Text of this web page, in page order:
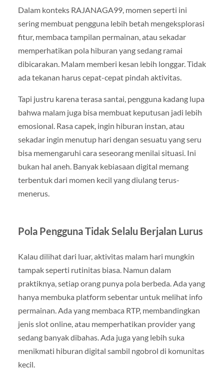
Dalam konteks RAJANAGA99, momen seperti ini
sering membuat pengguna lebih betah mengeksplorasi
fitur, membaca tampilan permainan, atau sekadar
memperhatikan pola hiburan yang sedang ramai
dibicarakan. Malam memberi kesan lebih longgar. Tidak
ada tekanan harus cepat-cepat pindah aktivitas.
Tapi justru karena terasa santai, pengguna kadang lupa
bahwa malam juga bisa membuat keputusan jadi lebih
emosional. Rasa capek, ingin hiburan instan, atau
sekadar ingin menutup hari dengan sesuatu yang seru
bisa memengaruhi cara seseorang menilai situasi. Ini
bukan hal aneh. Banyak kebiasaan digital memang
terbentuk dari momen kecil yang diulang terus-
menerus.
Pola Pengguna Tidak Selalu Berjalan Lurus
Kalau dilihat dari luar, aktivitas malam hari mungkin
tampak seperti rutinitas biasa. Namun dalam
praktiknya, setiap orang punya pola berbeda. Ada yang
hanya membuka platform sebentar untuk melihat info
permainan. Ada yang membaca RTP, membandingkan
jenis slot online, atau memperhatikan provider yang
sedang banyak dibahas. Ada juga yang lebih suka
menikmati hiburan digital sambil ngobrol di komunitas
kecil.